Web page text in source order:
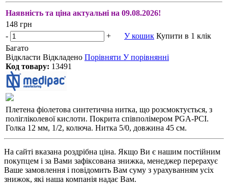
Наявність та ціна актуальні на 09.08.2026!
148 грн
-
+ У кошик Купити в 1 клік
Багато
Відкласти Відкладено Порівняти У порівнянні
Код товару: 13491
Плетена фіолетова синтетична нитка, що розсмоктується, з
полігліколевої кислоти. Покрита співполімером PGA-PCI.
Голка 12 мм, 1/2, колюча. Нитка 5/0, довжина 45 см.
На сайті вказана роздрібна ціна. Якщо Ви є нашим постійним
покупцем і за Вами зафіксована знижка, менеджер перерахує
Ваше замовлення і повідомить Вам суму з урахуванням усіх
знижок, які наша компанія надає Вам.